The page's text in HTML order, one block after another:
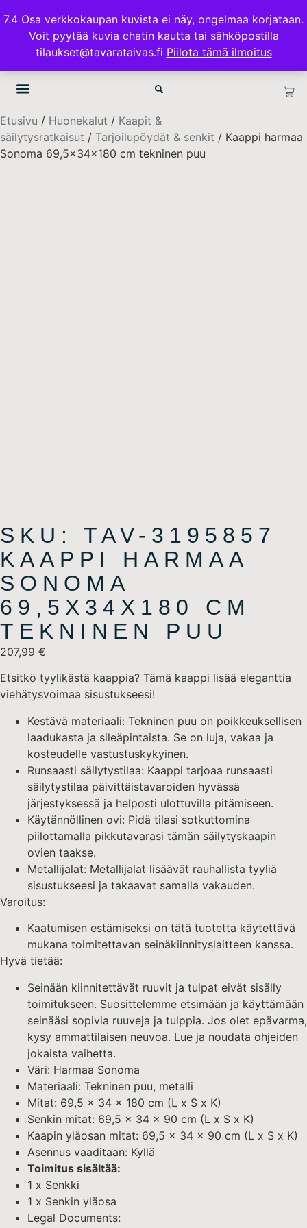
7.4 Osa verkkokaupan kuvista ei näy, ongelmaa korjataan.
Voit pyytää kuvia chatin kautta tai sähköpostilla
tilaukset@tavarataivas.fi Piilota tämä ilmoitus
ILMAINEN TOIMITUS 100€ TILAUKSISSA
TAVARATAIVAS.FI
Etusivu / Huonekalut / Kaapit &
säilytysratkaisut / Tarjoilupöydät & senkit / Kaappi harmaa
Sonoma 69,5x34x180 cm tekninen puu
SKU: TAV-3195857
KAAPPI HARMAA
SONOMA
69,5X34X180 CM
TEKNINEN PUU
207,99 €
Etsitkö tyylikästä kaappia? Tämä kaappi lisää eleganttia
viehätysvoimaa sisustukseesi!
Kestävä materiaali: Tekninen puu on poikkeuksellisen
laadukasta ja sileäpintaista. Se on luja, vakaa ja
kosteudelle vastustuskykyinen.
Runsaasti säilytystilaa: Kaappi tarjoaa runsaasti
säilytystilaa päivittäistavaroiden hyvässä
järjestyksessä ja helposti ulottuvilla pitämiseen.
Käytännöllinen ovi: Pidä tilasi sotkuttomina
piilottamalla pikkutavarasi tämän säilytyskaapin
ovien taakse.
Metallijalat: Metallijalat lisäävät rauhallista tyyliä
sisustukseesi ja takaavat samalla vakauden.
Varoitus:
Kaatumisen estämiseksi on tätä tuotetta käytettävä
mukana toimitettavan seinäkiinnityslaitteen kanssa.
Hyvä tietää:
Seinään kiinnitettävät ruuvit ja tulpat eivät sisälly
toimitukseen. Suosittelemme etsimään ja käyttämään
seinääsi sopivia ruuveja ja tulppia. Jos olet epävarma,
kysy ammattilaisen neuvoa. Lue ja noudata ohjeiden
jokaista vaihetta.
Väri: Harmaa Sonoma
Materiaali: Tekninen puu, metalli
Mitat: 69,5 x 34 x 180 cm (L x S x K)
Senkin mitat: 69,5 x 34 x 90 cm (L x S x K)
Kaapin yläosan mitat: 69,5 x 34 x 90 cm (L x S x K)
Asennus vaaditaan: Kyllä
Toimitus sisältää:
1 x Senkki
1 x Senkin yläosa
Legal Documents: